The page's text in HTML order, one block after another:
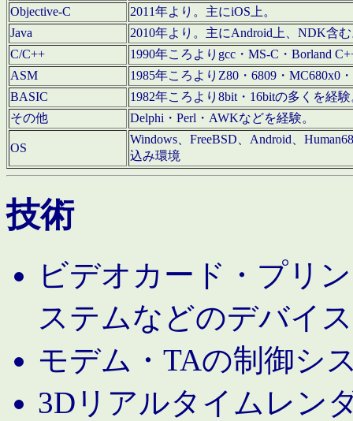
Objective-C
2011年より。主にiOS上。
Java
2010年より。主にAndroid上、NDK含
C/C++
1990年ころよりgcc・MS-C・Borland
ASM
1985年ころよりZ80・6809・MC680x0
BASIC
1982年ころより8bit・16bitの多くを経
その他
Delphi・Perl・AWKなどを経験。
OS
Windows、FreeBSD、Android、
込み環境
技術
ビデオカード・プリ
ステムなどのデバイ
モデム・TAの制御シ
3Dリアルタイムレン